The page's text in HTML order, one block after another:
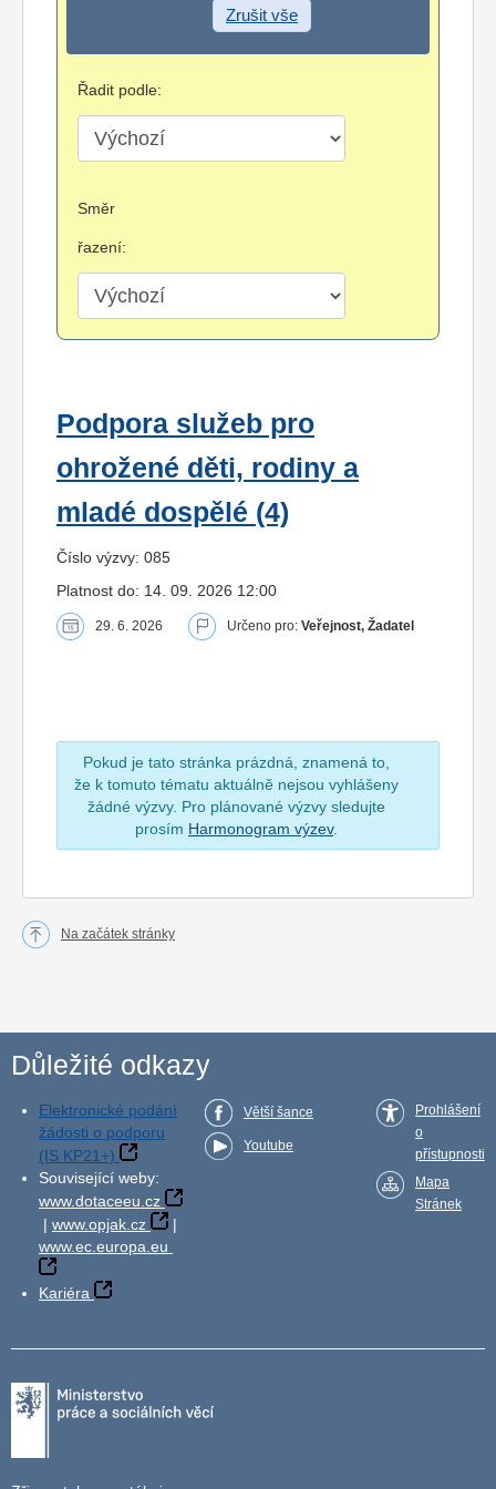
Zrušit vše
Řadit podle:
Směr
řazení:
Podpora služeb pro
ohrožené děti, rodiny a
mladé dospělé (4)
Číslo výzvy: 085
Platnost do: 14. 09. 2026 12:00
29. 6. 2026 Určeno pro: Veřejnost, Žadatel
Pokud je tato stránka prázdná, znamená to,
že k tomuto tématu aktuálně nejsou vyhlášeny
žádné výzvy. Pro plánované výzvy sledujte
prosím Harmonogram výzev.
Na začátek stránky
Důležité odkazy
Elektronické podání
žádosti o podporu
(IS KP21+)
Související weby:
www.dotaceeu.cz
| www.opjak.cz
|
www.ec.europa.eu
Kariéra
Větší šance
Youtube
Prohlášení
o
přístupnosti
Mapa
Stránek